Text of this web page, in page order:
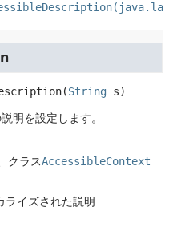
(String s)
明を設定します。
、クラスAccessibleContext
ライズされた説明